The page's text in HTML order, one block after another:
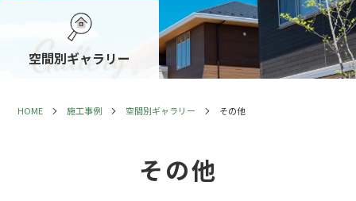
空間別ギャラリー
HOME 施工事例 空間別ギャラリー その他
その他